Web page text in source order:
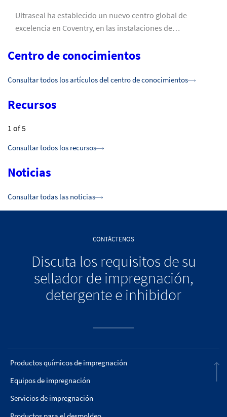
Ultraseal ha establecido un nuevo centro global de
excelencia en Coventry, en las instalaciones de…
Centro de conocimientos
Consultar todos los artículos del centro de conocimientos
Recursos
1of 5
Consultar todos los recursos
Noticias
Consultar todas las noticias
CONTÁCTENOS
Discuta los requisitos de su
sellador de impregnación,
detergente e inhibidor
Productos químicos de impregnación
Equipos de impregnación
Servicios de impregnación